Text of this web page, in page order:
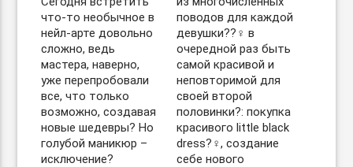
что-то необычное в
нейл-арте довольно
сложно, ведь
мастера, наверно,
уже перепробовали
все, что только
возможно, создавая
новые шедевры? Но
голубой маникюр –
исключение?
поводов для каждой
девушки??‍♀️ в
очередной раз быть
самой красивой и
неповторимой для
своей второй
половинки?: покупка
красивого little black
dress?‍♀️, создание
себе нового